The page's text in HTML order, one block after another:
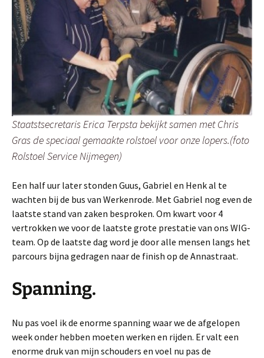
Staatstsecretaris Erica Terpsta bekijkt samen met Chris
Gras de speciaal gemaakte rolstoel voor onze lopers.(foto
Rolstoel Service Nijmegen)
Een half uur later stonden Guus, Gabriel en Henk al te
wachten bij de bus van Werkenrode. Met Gabriel nog even de
laatste stand van zaken besproken. Om kwart voor 4
vertrokken we voor de laatste grote prestatie van ons WIG-
team. Op de laatste dag word je door alle mensen langs het
parcours bijna gedragen naar de finish op de Annastraat.
Spanning.
Nu pas voel ik de enorme spanning waar we de afgelopen
week onder hebben moeten werken en rijden. Er valt een
enorme druk van mijn schouders en voel nu pas de